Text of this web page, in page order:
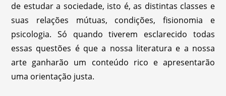
de estudar a sociedade, isto é, as distintas classes e
suas relações mútuas, condições, fisionomia e
psicologia. Só quando tiverem esclarecido todas
essas questões é que a nossa literatura e a nossa
arte ganharão um conteúdo rico e apresentarão
uma orientação justa.